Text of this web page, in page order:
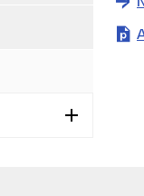
Aufklappen